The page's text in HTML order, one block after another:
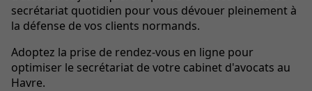
secrétariat quotidien pour vous dévouer pleinement à
la défense de vos clients normands.
Adoptez la prise de rendez-vous en ligne pour
optimiser le secrétariat de votre cabinet d'avocats au
Havre.